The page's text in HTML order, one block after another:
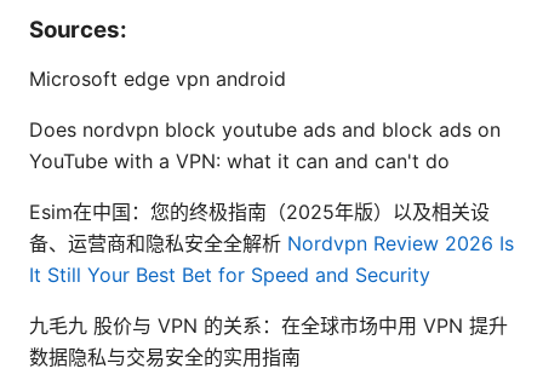
Sources:
Microsoft edge vpn android
Does nordvpn block youtube ads and block ads on
YouTube with a VPN: what it can and can't do
Esim在中国：您的终极指南（2025年版）以及相关设
备、运营商和隐私安全全解析 Nordvpn Review 2026 Is
It Still Your Best Bet for Speed and Security
九毛九 股价与 VPN 的关系：在全球市场中用 VPN 提升
数据隐私与交易安全的实用指南